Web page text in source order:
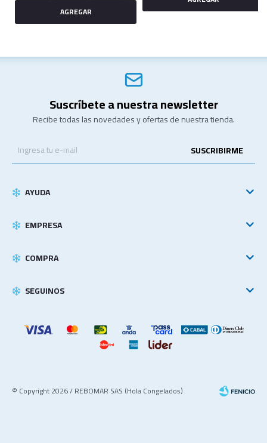
Suscríbete a nuestra newsletter
Recibe todas las novedades y ofertas de nuestra tienda.
SUSCRIBIRME
AYUDA
EMPRESA
COMPRA
SEGUINOS
© Copyright 2026 / REBOMAR SAS (Hola Congelados)